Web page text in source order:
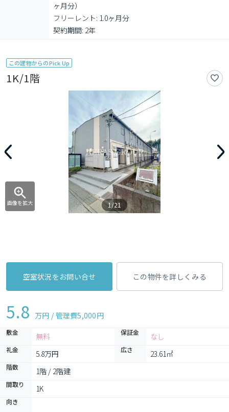
ヶ月分）
フリーレント: 1.0ヶ月分
契約期間: 2年
この建物からのPick Up
1K/1階
画像を拡大 1/21
空室状況をお問い合せ この物件を詳しくみる
5.8 万円 / 管理費5,000円
敷金 無料 保証金 なし
礼金 5.8万円 広さ 23.61㎡
階数 1階 / 2階建
間取り 1K
向き